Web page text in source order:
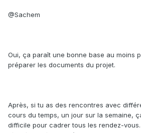
@Sachem
Oui, ça paraît une bonne base au moins
préparer les documents du projet.
Après, si tu as des rencontres avec
cours du temps, un jour sur la semaine,
difficile pour cadrer tous les rendez-